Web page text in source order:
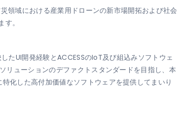
領域における産業用ドローンの新市場開拓および社会
。
たUI開発経験とACCESSのIoT及び組込みソフトウェ
リューションのデファクトスタンダードを目指し、本
化した高付加価値なソフトウェアを提供してまいり